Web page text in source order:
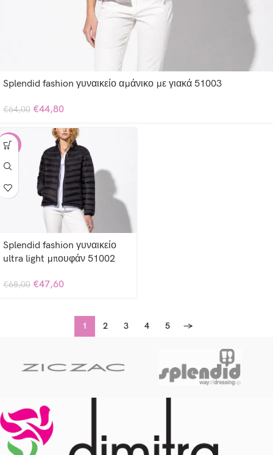
Splendid fashion γυναικείο αμάνικο με γιακά 51003
€64,00 €44,80
-30%
Splendid fashion γυναικείο
ultra light μπουφάν 51002
€68,00 €47,60
1 2 3 4 5 →